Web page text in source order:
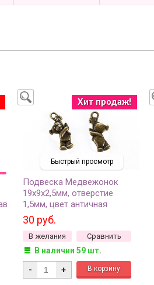
Быстрый просмотр
Хит продаж!
Подвеска Медвежонок
19х9х2,5мм, отверстие
1,5мм, цвет античная
бронза, сплав металлов, 22-
015, 3шт
30 руб.
В желания Сравнить
В наличии 59 шт.
- +